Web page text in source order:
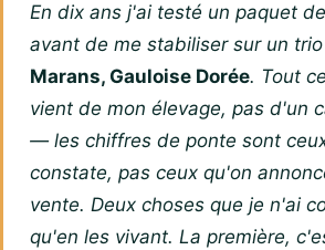
En dix ans j'ai testé un paquet
avant de me stabiliser sur un
Marans, Gauloise Dorée. Tout
vient de mon élevage, pas d'un
— les chiffres de ponte sont
constate, pas ceux qu'on
vente. Deux choses que je n'ai
qu'en les vivant. La première,